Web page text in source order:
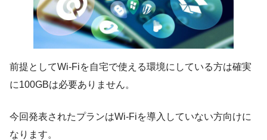
前提としてWi-Fiを自宅で使える環境にしている方は確実
に100GBは必要ありません。
今回発表されたプランはWi-Fiを導入していない方向けに
なります。